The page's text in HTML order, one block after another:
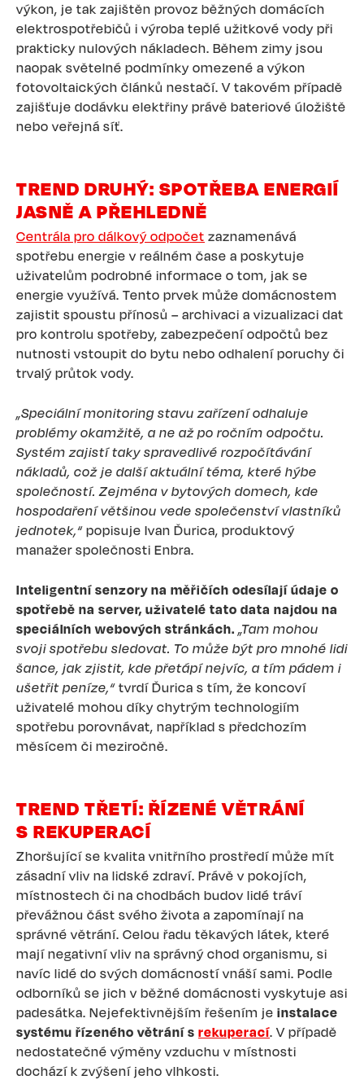
výkon, je tak zajištěn provoz běžných domácích
elektrospotřebičů i výroba teplé užitkové vody při
prakticky nulových nákladech. Během zimy jsou
naopak světelné podmínky omezené a výkon
fotovoltaických článků nestačí. V takovém případě
zajišťuje dodávku elektřiny právě bateriové úložiště
nebo veřejná síť.
TREND DRUHÝ: SPOTŘEBA ENERGIÍ
JASNĚ A PŘEHLEDNĚ
Centrála pro dálkový odpočet zaznamenává
spotřebu energie v reálném čase a poskytuje
uživatelům podrobné informace o tom, jak se
energie využívá. Tento prvek může domácnostem
zajistit spoustu přínosů – archivaci a vizualizaci dat
pro kontrolu spotřeby, zabezpečení odpočtů bez
nutnosti vstoupit do bytu nebo odhalení poruchy či
trvalý průtok vody.
„Speciální monitoring stavu zařízení odhaluje
problémy okamžitě, a ne až po ročním odpočtu.
Systém zajistí taky spravedlivé rozpočítávání
nákladů, což je další aktuální téma, které hýbe
společností. Zejména v bytových domech, kde
hospodaření většinou vede společenství vlastníků
jednotek,“ popisuje Ivan Ďurica, produktový
manažer společnosti Enbra.
Inteligentní senzory na měřičích odesílají údaje o
spotřebě na server, uživatelé tato data najdou na
speciálních webových stránkách. „Tam mohou
svoji spotřebu sledovat. To může být pro mnohé lidi
šance, jak zjistit, kde přetápí nejvíc, a tím pádem i
ušetřit peníze,“ tvrdí Ďurica s tím, že koncoví
uživatelé mohou díky chytrým technologiím
spotřebu porovnávat, například s předchozím
měsícem či meziročně.
TREND TŘETÍ: ŘÍZENÉ VĚTRÁNÍ
S REKUPERACÍ
Zhoršující se kvalita vnitřního prostředí může mít
zásadní vliv na lidské zdraví. Právě v pokojích,
místnostech či na chodbách budov lidé tráví
převážnou část svého života a zapomínají na
správné větrání. Celou řadu těkavých látek, které
mají negativní vliv na správný chod organismu, si
navíc lidé do svých domácností vnáší sami. Podle
odborníků se jich v běžné domácnosti vyskytuje asi
padesátka. Nejefektivnějším řešením je instalace
systému řízeného větrání s rekuperací. V případě
nedostatečné výměny vzduchu v místnosti
dochází k zvýšení jeho vlhkosti.